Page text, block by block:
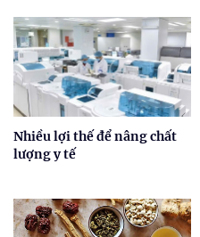
Nhiều lợi thế để nâng chất
lượng y tế